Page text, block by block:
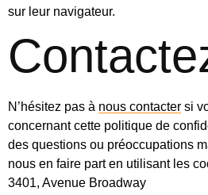
sur leur navigateur.
N’hésitez pas à nous contacter si
concernant cette politique de
des questions ou préoccupations
nous en faire part en utilisant les
3401, Avenue Broadway